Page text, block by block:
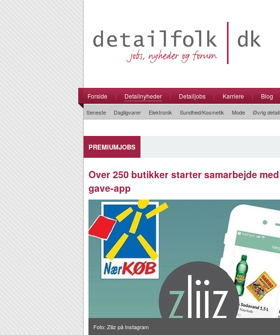
Forside | Detailnyheder | Detailjobs | Karriere | Blog
Seneste Dagligvarer Elektronik Sundhed/Kosmetik Mode Øvrig detail
PREMIUMJOBS
Over 250 butikker starter samarbejde med
gave-app
Foto: Zliiz på Instagram